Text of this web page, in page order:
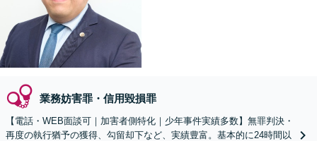
業務妨害罪・信用毀損罪
【電話・WEB面談可｜加害者側特化｜少年事件実績多数】無罪判決・
再度の執行猶予の獲得、勾留却下など、実績豊富。基本的に24時間以